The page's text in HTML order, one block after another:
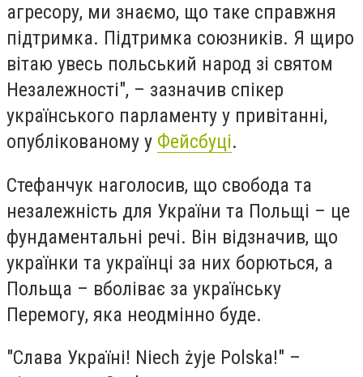
агресору, ми знаємо, що таке справжня
підтримка. Підтримка союзників. Я щиро
вітаю увесь польський народ зі святом
Незалежності", – зазначив спікер
українського парламенту у привітанні,
опублікованому у Фейсбуці.
Стефанчук наголосив, що свобода та
незалежність для України та Польщі – це
фундаментальні речі. Він відзначив, що
українки та українці за них борються, а
Польща – вболіває за українську
Перемогу, яка неодмінно буде.
"Слава Україні! Niech żyje Polska!" –